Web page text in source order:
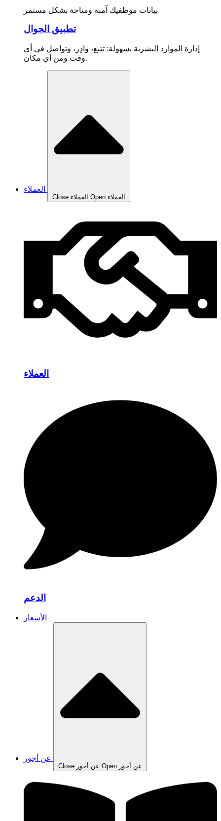
بيانات موظفيك آمنة ومتاحة بشكل مستمر
تطبيق الجوال
إدارة الموارد البشرية بسهولة: تتبع، وادِر، وتواصل في أي
وقت ومن أي مكان.
Close العملاء Open العملاء
العملاء
الدعم
الأسعار
Close عن أجور Open عن أجور